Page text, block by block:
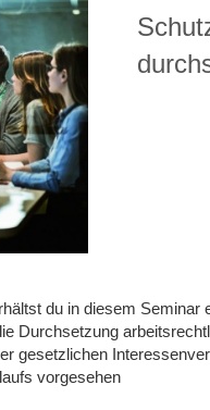
du in diesem
Durchsetzung
gesetzlichen
vorgesehen